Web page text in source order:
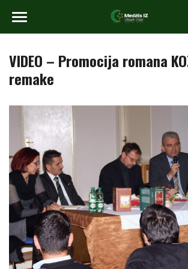
VIDEO – Promocija romana
remake